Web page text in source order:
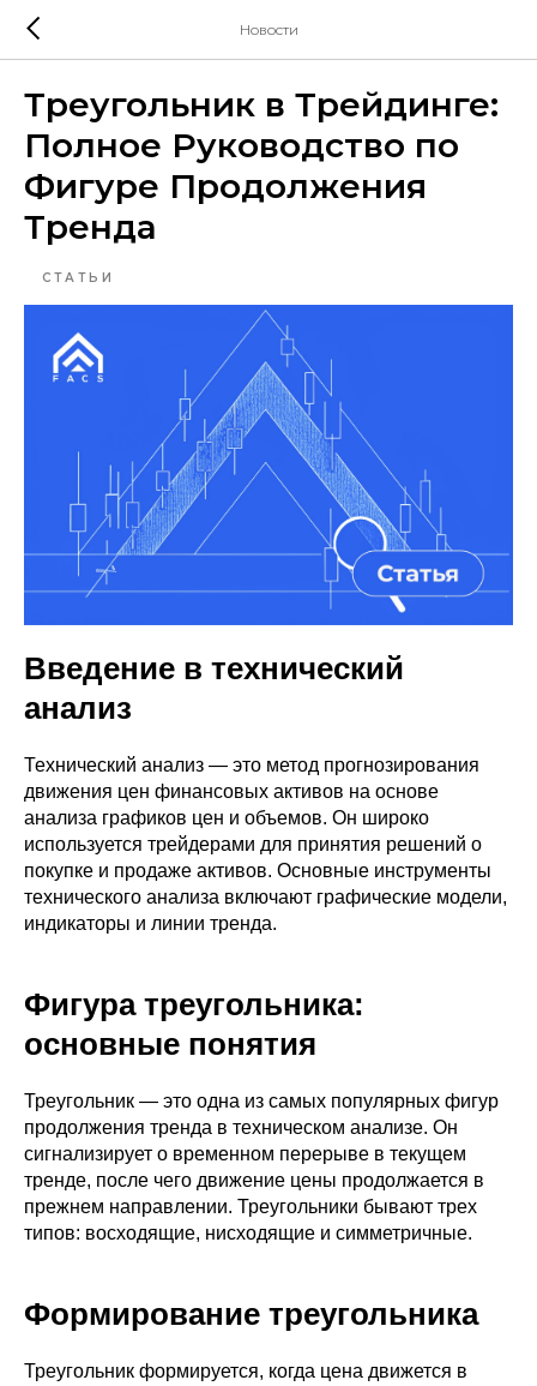
Новости
Треугольник в Трейдинге:
Полное Руководство по
Фигуре Продолжения
Тренда
СТАТЬИ
Введение в технический
анализ
Технический анализ — это метод прогнозирования
движения цен финансовых активов на основе
анализа графиков цен и объемов. Он широко
используется трейдерами для принятия решений о
покупке и продаже активов. Основные инструменты
технического анализа включают графические модели,
индикаторы и линии тренда.
Фигура треугольника:
основные понятия
Треугольник — это одна из самых популярных фигур
продолжения тренда в техническом анализе. Он
сигнализирует о временном перерыве в текущем
тренде, после чего движение цены продолжается в
прежнем направлении. Треугольники бывают трех
типов: восходящие, нисходящие и симметричные.
Формирование треугольника
Треугольник формируется, когда цена движется в